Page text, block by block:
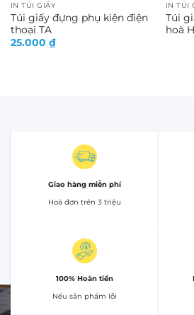
IN TÚI GIẤY
Túi giấy đựng phụ kiện điện
thoại TA
25.000 ₫
IN TÚI
Túi
hoà
Giao hàng miễn phí
Hoá đơn trên 3 triệu
100% Hoàn tiền
Nếu sản phẩm lỗi